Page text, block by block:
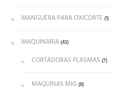
MANGUERA PARA OXICORTE (1)
MAQUINARIA (43)
CORTADORAS PLASMAS (7)
MAQUINAS MIG (8)